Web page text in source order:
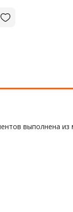
выполнена